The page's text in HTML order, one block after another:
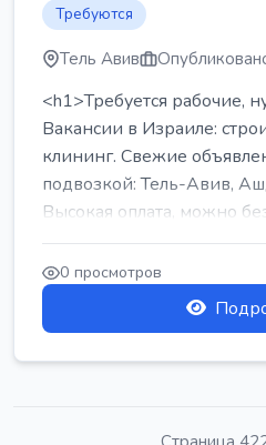
Требуются
Тель Авив
<h1>Требуется рабочие,
Вакансии в Израиле:
клининг. Свежие
подвозкой: Тель-Авив,
Высокая оплата, можно
...
0 просмотров